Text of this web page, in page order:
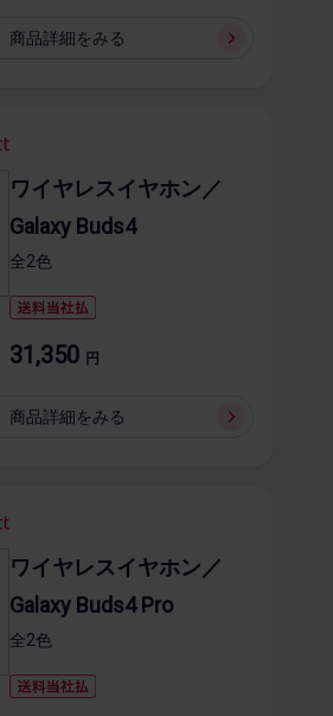
商品詳細を​みる
ワイヤレスイヤホン／
Galaxy Buds4
全2​色
31,350 円
商品詳細を​みる
ワイヤレスイヤホン／
Galaxy Buds4 Pro
全2​色